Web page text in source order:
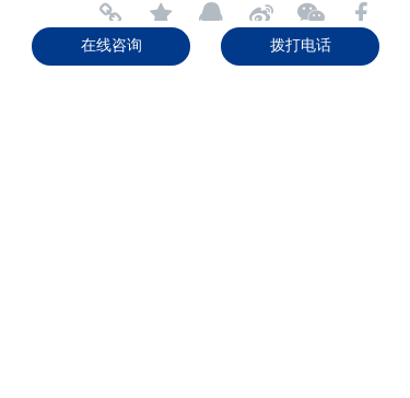
拨打电话
在线咨询
分享到：